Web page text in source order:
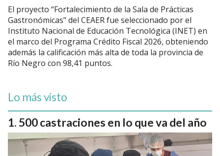
El proyecto “Fortalecimiento de la Sala de Prácticas
Gastronómicas" del CEAER fue seleccionado por el
Instituto Nacional de Educación Tecnológica (INET) en
el marco del Programa Crédito Fiscal 2026, obteniendo
además la calificación más alta de toda la provincia de
Río Negro con 98,41 puntos.
Lo más visto
500 castraciones en lo que va del año